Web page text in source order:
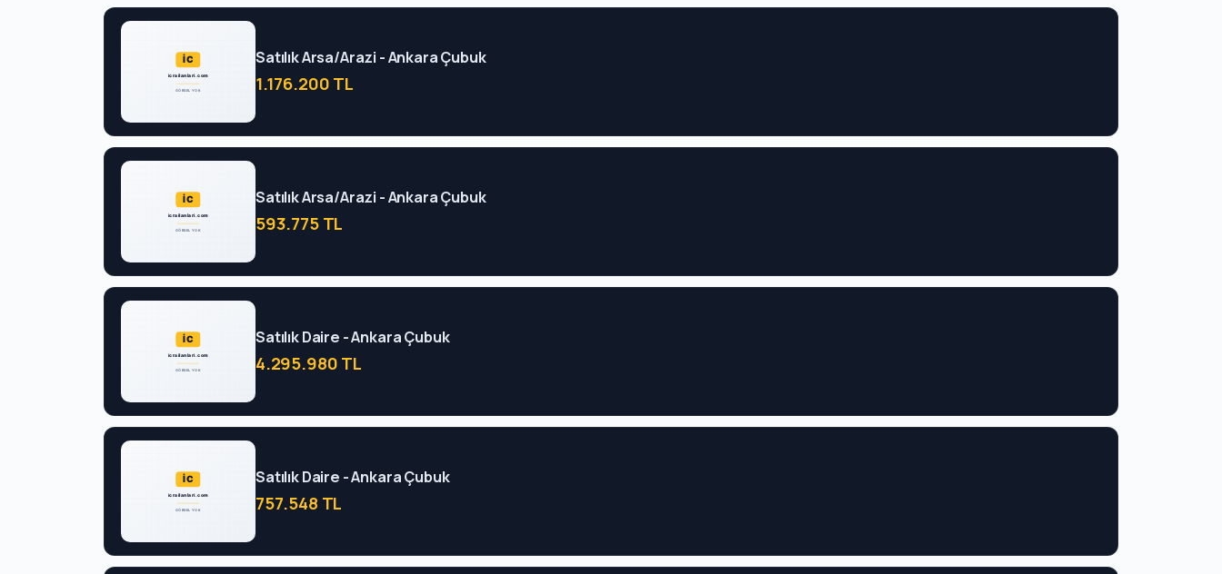
Satılık Arsa/Arazi - Ankara Çubuk
1.176.200 TL
Satılık Arsa/Arazi - Ankara Çubuk
593.775 TL
Satılık Daire - Ankara Çubuk
4.295.980 TL
Satılık Daire - Ankara Çubuk
757.548 TL